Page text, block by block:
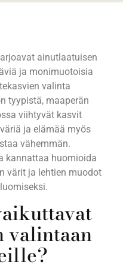
ainutlaatuisen
ja monimuotoisia
valinta
tyypistä, maaperän
viihtyvät kasvit
ja elämää myös
vähemmän.
kannattaa huomioida
värit ja lehtien muodot
valintaan